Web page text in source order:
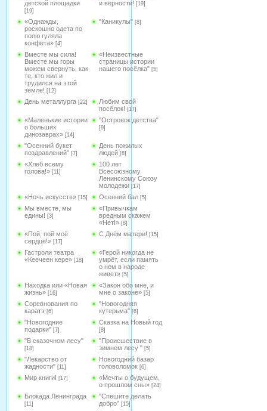
детской площадки
[19]
и верности! [19]
«Однажды,
роскошно одета по
полю гуляла
конфета» [4]
"Каникулы" [8]
Вместе мы сила!
Вместе мы горы
можем свернуть, как
те, кто жил и
трудился на этой
земле! [12]
«Неизвестные
страницы истории
нашего посёлка" [5]
День металлурга [22]
Любим свой
посёлок! [17]
«Маленькие истории
о больших
динозаврах» [14]
"Островок детства"
[9]
"Осенний букет
поздравлений" [7]
День пожилых
людей [8]
«Хлеб всему
голова!» [11]
100 лет
Всесоюзному
Ленинскому Союзу
молодежи [17]
«Ночь искусств» [15] Осенний бал [5]
Мы вместе, мы
едины! [3]
«Привычкам
вредным скажем
«Нет!» [8]
«Пой, пой моё
сердце!» [17]
С Днём матери! [15]
Гастроли театра
«Кеечеен кере» [18]
«Герой никогда не
умрёт, если память
о нем в народе
живет» [5]
Находка или «Новая
жизнь» [16]
«Закон обо мне, и
мне о законе» [5]
Соревнования по
каратэ [6]
"Новогодняя
кутерьма" [6]
"Новогодние
подарки" [7]
Сказка на Новый год
[8]
"В сказочном лесу"
[18]
"Происшествие в
зимнем лесу " [5]
"Лекарство от
жадности" [11]
Новогодний базар
головоломок [6]
Мир книги! [17]
«Мечты о будущем,
о прошлом сны» [24]
Блокада Ленинграда
[11]
"Спешите делать
добро" [15]